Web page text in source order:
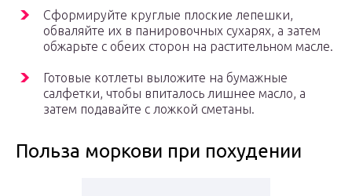
Сформируйте круглые плоские лепешки,
обваляйте их в панировочных сухарях, а затем
обжарьте с обеих сторон на растительном масле.
Готовые котлеты выложите на бумажные
салфетки, чтобы впиталось лишнее масло, а
затем подавайте с ложкой сметаны.
Польза моркови при похудении